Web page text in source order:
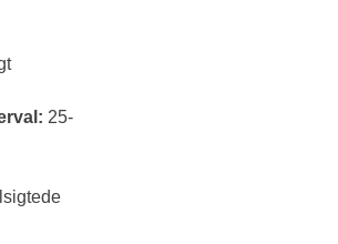
25-